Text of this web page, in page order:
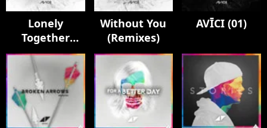
Lonely
Together
(Remixes)
Without You
(Remixes)
AVĪCI (01)